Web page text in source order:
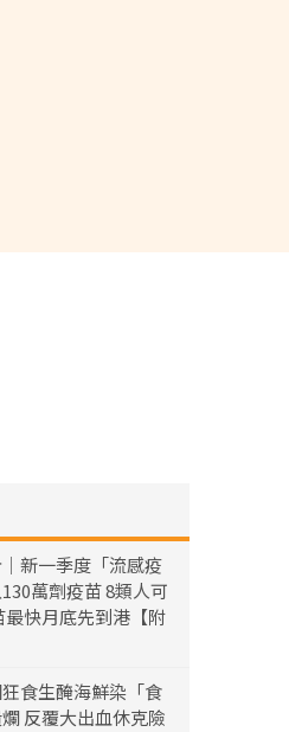
新一季度「流感疫
萬劑疫苗 8類人可
快月底先到港【附
食生醃海鮮染「食
反覆大出血休克險